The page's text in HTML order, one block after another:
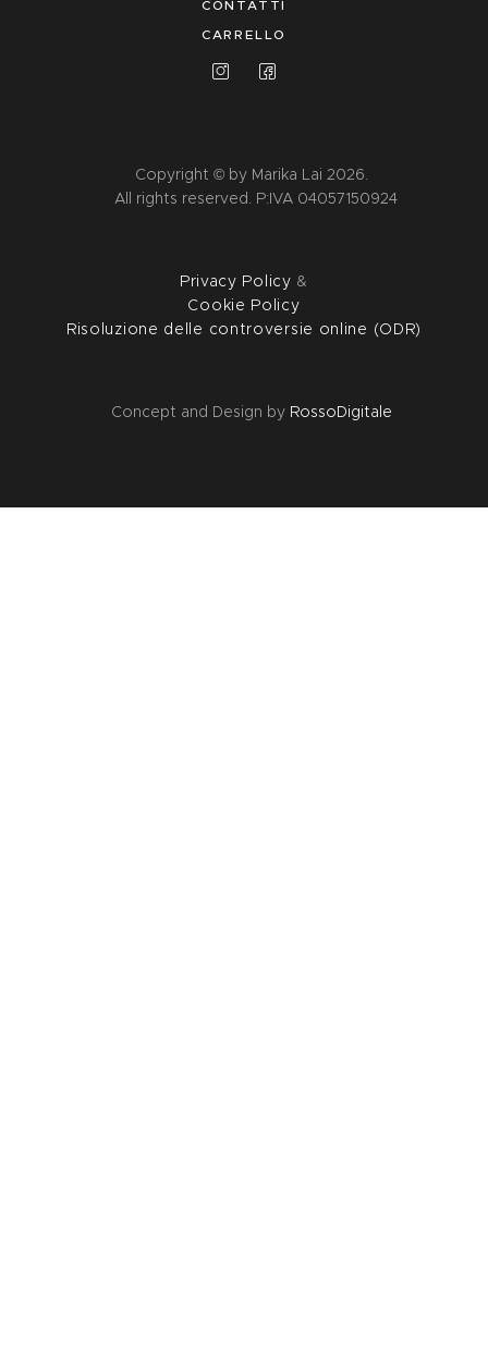
CONTATTI
CARRELLO
Copyright © by Marika Lai 2026.
All rights reserved. P:IVA 04057150924
Privacy Policy &
Cookie Policy
Risoluzione delle controversie online (ODR)
Concept and Design by RossoDigitale